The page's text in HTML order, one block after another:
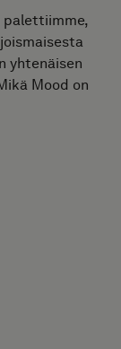
palettiimme,
yhtenäisen
Mood on